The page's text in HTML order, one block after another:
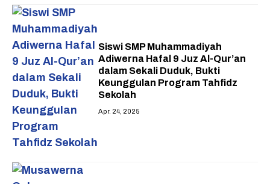
Siswi SMP Muhammadiyah
Adiwerna Hafal 9 Juz Al-Qur’an
dalam Sekali Duduk, Bukti
Keunggulan Program Tahfidz
Sekolah
Apr. 24, 2025